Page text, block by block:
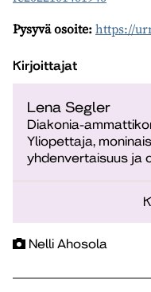
Pysyvä osoite:https://
Kirjoittajat
Lena Segler
Diakonia-
Yliopettaja,
yhdenvertaisuus ja
Nelli Ahosola